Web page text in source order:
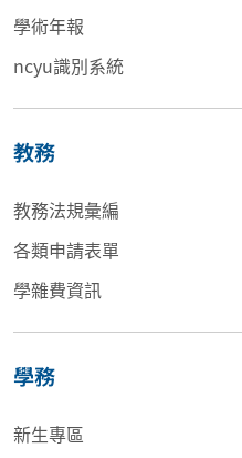
學術年報
ncyu識別系統
教務
教務法規彙編
各類申請表單
學雜費資訊
學務
新生專區